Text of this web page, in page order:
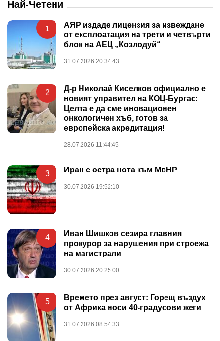
Най-Четени
1
АЯР издаде лицензия за извеждане
от експлоатация на трети и четвърти
блок на АЕЦ „Козлодуй“
31.07.2026 20:34:43
2
Д-р Николай Киселков официално е
новият управител на КОЦ-Бургас:
Целта е да сме иновационен
онкологичен хъб, готов за
европейска акредитация!
28.07.2026 11:44:45
3 Иран с остра нота към МвНР
30.07.2026 19:52:10
4
Иван Шишков сезира главния
прокурор за нарушения при строежа
на магистрали
30.07.2026 20:25:00
5
Времето през август: Горещ въздух
от Африка носи 40-градусови жеги
31.07.2026 08:54:33